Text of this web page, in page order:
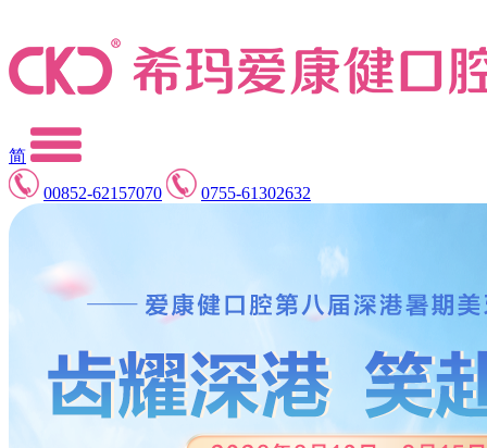
简
00852-62157070
0755-61302632